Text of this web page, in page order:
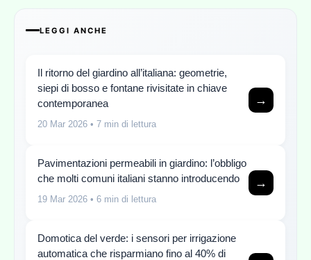
LEGGI ANCHE
Il ritorno del giardino all’italiana: geometrie,
siepi di bosso e fontane rivisitate in chiave
contemporanea
20 Mar 2026 • 7 min di lettura
→
Pavimentazioni permeabili in giardino: l’obbligo
che molti comuni italiani stanno introducendo
19 Mar 2026 • 6 min di lettura
→
Domotica del verde: i sensori per irrigazione
automatica che risparmiano fino al 40% di